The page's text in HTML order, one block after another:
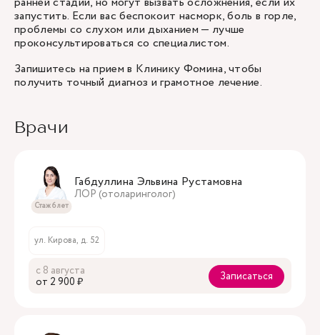
запустить. Если вас беспокоит насморк, боль в горле,
проблемы со слухом или дыханием — лучше
проконсультироваться со специалистом.
Запишитесь на прием в Клинику Фомина, чтобы
получить точный диагноз и грамотное лечение.
Врачи
Стаж 6 лет
Габдуллина Эльвина Рустамовна
ЛОР (отоларинголог)
ул. Кирова, д. 52
с 8 августа
oт 2 900 ₽
Записаться